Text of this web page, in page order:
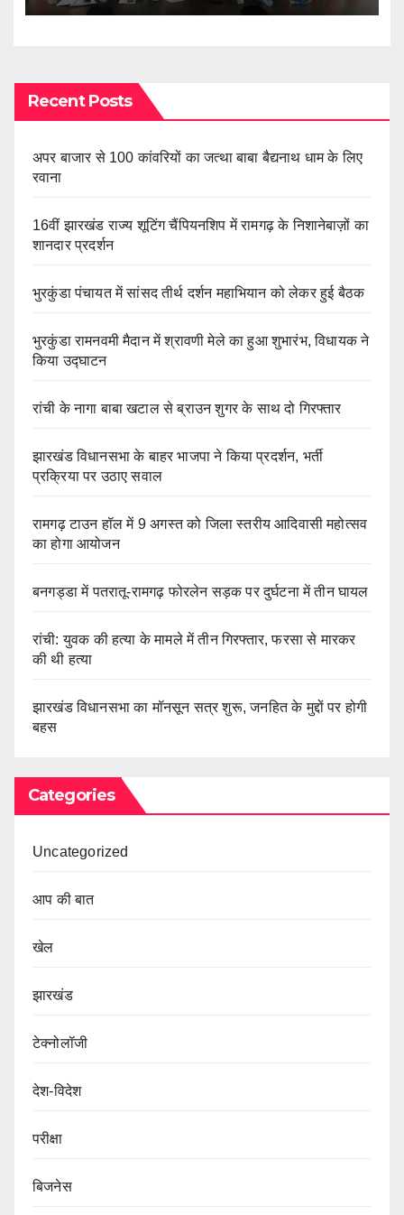
Recent Posts
अपर बाजार से 100 कांवरियों का जत्था बाबा बैद्यनाथ धाम के लिए
रवाना
16वीं झारखंड राज्य शूटिंग चैंपियनशिप में रामगढ़ के निशानेबाज़ों का
शानदार प्रदर्शन
भुरकुंडा पंचायत में सांसद तीर्थ दर्शन महाभियान को लेकर हुई बैठक
भुरकुंडा रामनवमी मैदान में श्रावणी मेले का हुआ शुभारंभ, विधायक ने
किया उद्घाटन
रांची के नागा बाबा खटाल से ब्राउन शुगर के साथ दो गिरफ्तार
झारखंड विधानसभा के बाहर भाजपा ने किया प्रदर्शन, भर्ती
प्रक्रिया पर उठाए सवाल
रामगढ़ टाउन हॉल में 9 अगस्त को जिला स्तरीय आदिवासी महोत्सव
का होगा आयोजन
बनगड्डा में पतरातू-रामगढ़ फोरलेन सड़क पर दुर्घटना में तीन घायल
रांची: युवक की हत्या के मामले में तीन गिरफ्तार, फरसा से मारकर
की थी हत्या
झारखंड विधानसभा का मॉनसून सत्र शुरू, जनहित के मुद्दों पर होगी
बहस
Categories
Uncategorized
आप की बात
खेल
झारखंड
टेक्नोलॉजी
देश-विदेश
परीक्षा
बिजनेस